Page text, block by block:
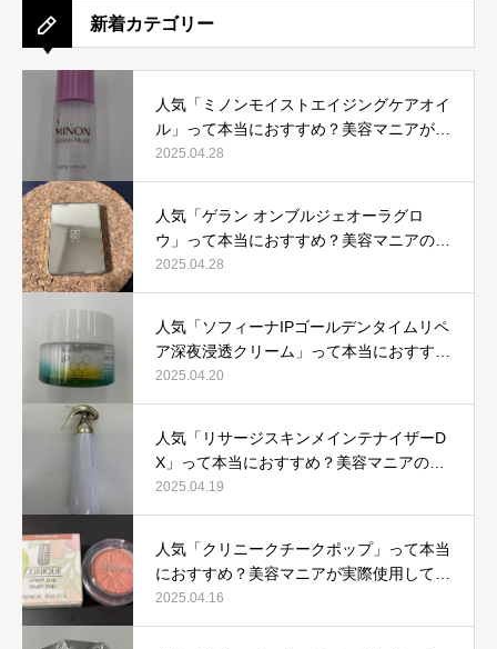
新着カテゴリー
人気「ミノンモイストエイジングケアオイ
ル」って本当におすすめ？美容マニアが実
際使用して口コミを検証！
2025.04.28
人気「ゲラン オンブルジェオーラグロ
ウ」って本当におすすめ？美容マニアの私
が実際使用して、口コミを検証！
2025.04.28
人気「ソフィーナIPゴールデンタイムリペ
ア深夜浸透クリーム」って本当におすす
め？美容マニアが実際使用して口コミを検
証！
2025.04.20
人気「リサージスキンメインテナイザーD
X」って本当におすすめ？美容マニアの私
が実際使用して、口コミを検証！
2025.04.19
人気「クリニークチークポップ」って本当
におすすめ？美容マニアが実際使用して口
コミを検証！
2025.04.16